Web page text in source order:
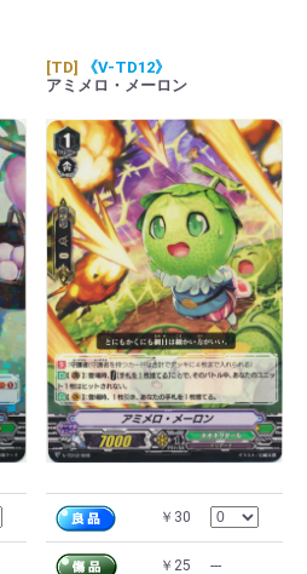
[TD]
《V-TD12》
アミメロ・メーロン
￥30
￥25 ---